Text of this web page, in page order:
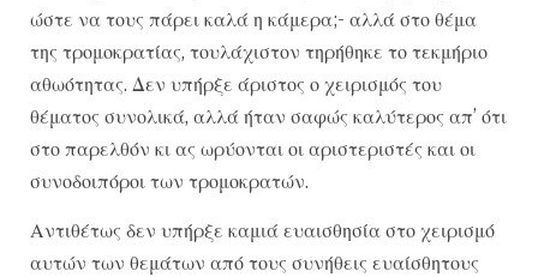
ώστε να τους πάρει καλά η κάμερα;- αλλά στο θέμα
της τρομοκρατίας, τουλάχιστον τηρήθηκε το τεκμήριο
αθωότητας. Δεν υπήρξε άριστος ο χειρισμός του
θέματος συνολικά, αλλά ήταν σαφώς καλύτερος απ’ ότι
στο παρελθόν κι ας ωρύονται οι αριστεριστές και οι
συνοδοιπόροι των τρομοκρατών.
Αντιθέτως δεν υπήρξε καμιά ευαισθησία στο χειρισμό
αυτών των θεμάτων από τους συνήθεις ευαίσθητους